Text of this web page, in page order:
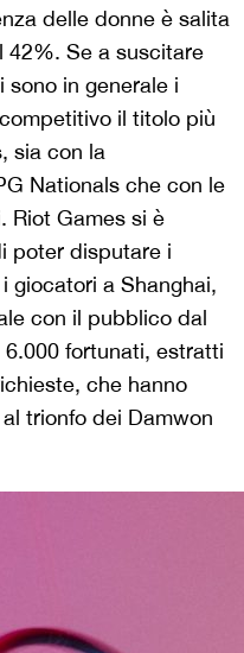
delle donne è salita
42%. Se a suscitare
sono in generale i
il titolo più
sia con la
Nationals che con le
Riot Games si è
poter disputare i
giocatori a Shanghai,
con il pubblico dal
fortunati, estratti
che hanno
trionfo dei Damwon